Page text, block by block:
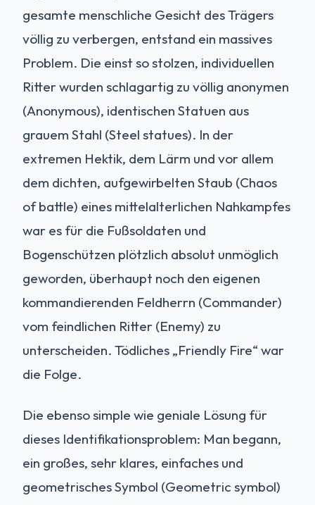
gesamte menschliche Gesicht des Trägers
völlig zu verbergen, entstand ein massives
Problem. Die einst so stolzen, individuellen
Ritter wurden schlagartig zu völlig anonymen
(Anonymous), identischen Statuen aus
grauem Stahl (Steel statues). In der
extremen Hektik, dem Lärm und vor allem
dem dichten, aufgewirbelten Staub (Chaos
of battle) eines mittelalterlichen Nahkampfes
war es für die Fußsoldaten und
Bogenschützen plötzlich absolut unmöglich
geworden, überhaupt noch den eigenen
kommandierenden Feldherrn (Commander)
vom feindlichen Ritter (Enemy) zu
unterscheiden. Tödliches „Friendly Fire“ war
die Folge.
Die ebenso simple wie geniale Lösung für
dieses Identifikationsproblem: Man begann,
ein großes, sehr klares, einfaches und
geometrisches Symbol (Geometric symbol)